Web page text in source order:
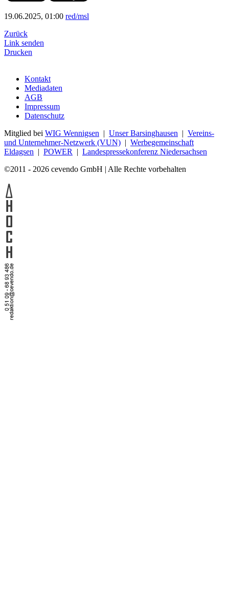
19.06.2025, 01:00 red/msl
Zurück
Link senden
Drucken
Kontakt
Mediadaten
AGB
Impressum
Datenschutz
Mitglied bei WIG Wennigsen | Unser Barsinghausen | Vereins-
und Unternehmer-Netzwerk (VUN) | Werbegemeinschaft
Eldagsen | POWER | Landespressekonferenz Niedersachsen
©2011 - 2026 cevendo GmbH | Alle Rechte vorbehalten